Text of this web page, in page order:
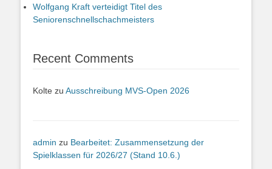
Wolfgang Kraft verteidigt Titel des
Seniorenschnellschachmeisters
Recent Comments
Kolte zu Ausschreibung MVS-Open 2026
admin zu Bearbeitet: Zusammensetzung der
Spielklassen für 2026/27 (Stand 10.6.)